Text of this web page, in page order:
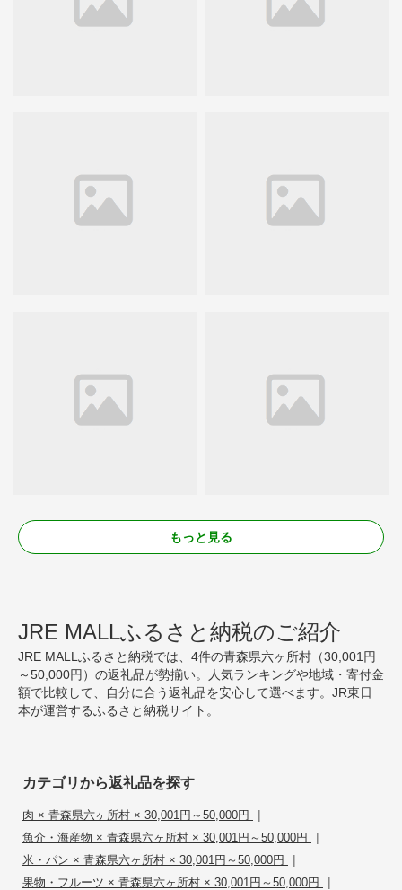
もっと見る
JRE MALLふるさと納税のご紹介
JRE MALLふるさと納税では、4件の青森県六ヶ所村（30,001円
～50,000円）の返礼品が勢揃い。人気ランキングや地域・寄付金
額で比較して、自分に合う返礼品を安心して選べます。JR東日
本が運営するふるさと納税サイト。
カテゴリから返礼品を探す
肉 × 青森県六ヶ所村 × 30,001円～50,000円 |
魚介・海産物 × 青森県六ヶ所村 × 30,001円～50,000円 |
米・パン × 青森県六ヶ所村 × 30,001円～50,000円 |
果物・フルーツ × 青森県六ヶ所村 × 30,001円～50,000円 |